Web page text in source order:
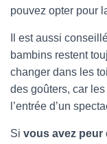
pouvez opter pour
Il est aussi
bambins restent
changer dans les
des goûters, car
l’entrée d’un
Si vous avez peur